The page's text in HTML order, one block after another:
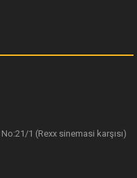
No:21/1 (Rexx sinemasi karşısı)